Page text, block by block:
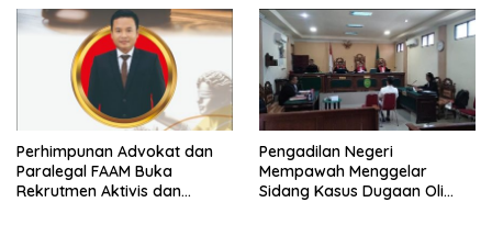
Perhimpunan Advokat dan
Paralegal FAAM Buka
Rekrutmen Aktivis dan
Pengadilan Negeri
Mempawah Menggelar
Sidang Kasus Dugaan Oli